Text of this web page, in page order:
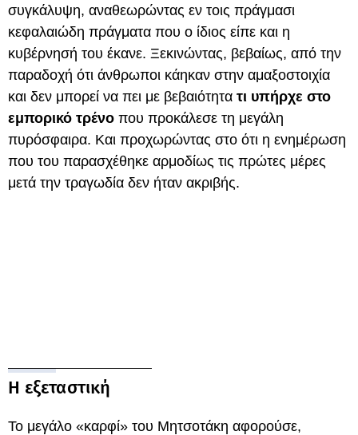
συγκάλυψη, αναθεωρώντας εν τοις πράγμασι
κεφαλαιώδη πράγματα που ο ίδιος είπε και η
κυβέρνησή του έκανε. Ξεκινώντας, βεβαίως, από την
παραδοχή ότι άνθρωποι κάηκαν στην αμαξοστοιχία
και δεν μπορεί να πει με βεβαιότητα τι υπήρχε στο
εμπορικό τρένο που προκάλεσε τη μεγάλη
πυρόσφαιρα. Και προχωρώντας στο ότι η ενημέρωση
που του παρασχέθηκε αρμοδίως τις πρώτες μέρες
μετά την τραγωδία δεν ήταν ακριβής.
Η εξεταστική
Το μεγάλο «καρφί» του Μητσοτάκη αφορούσε,